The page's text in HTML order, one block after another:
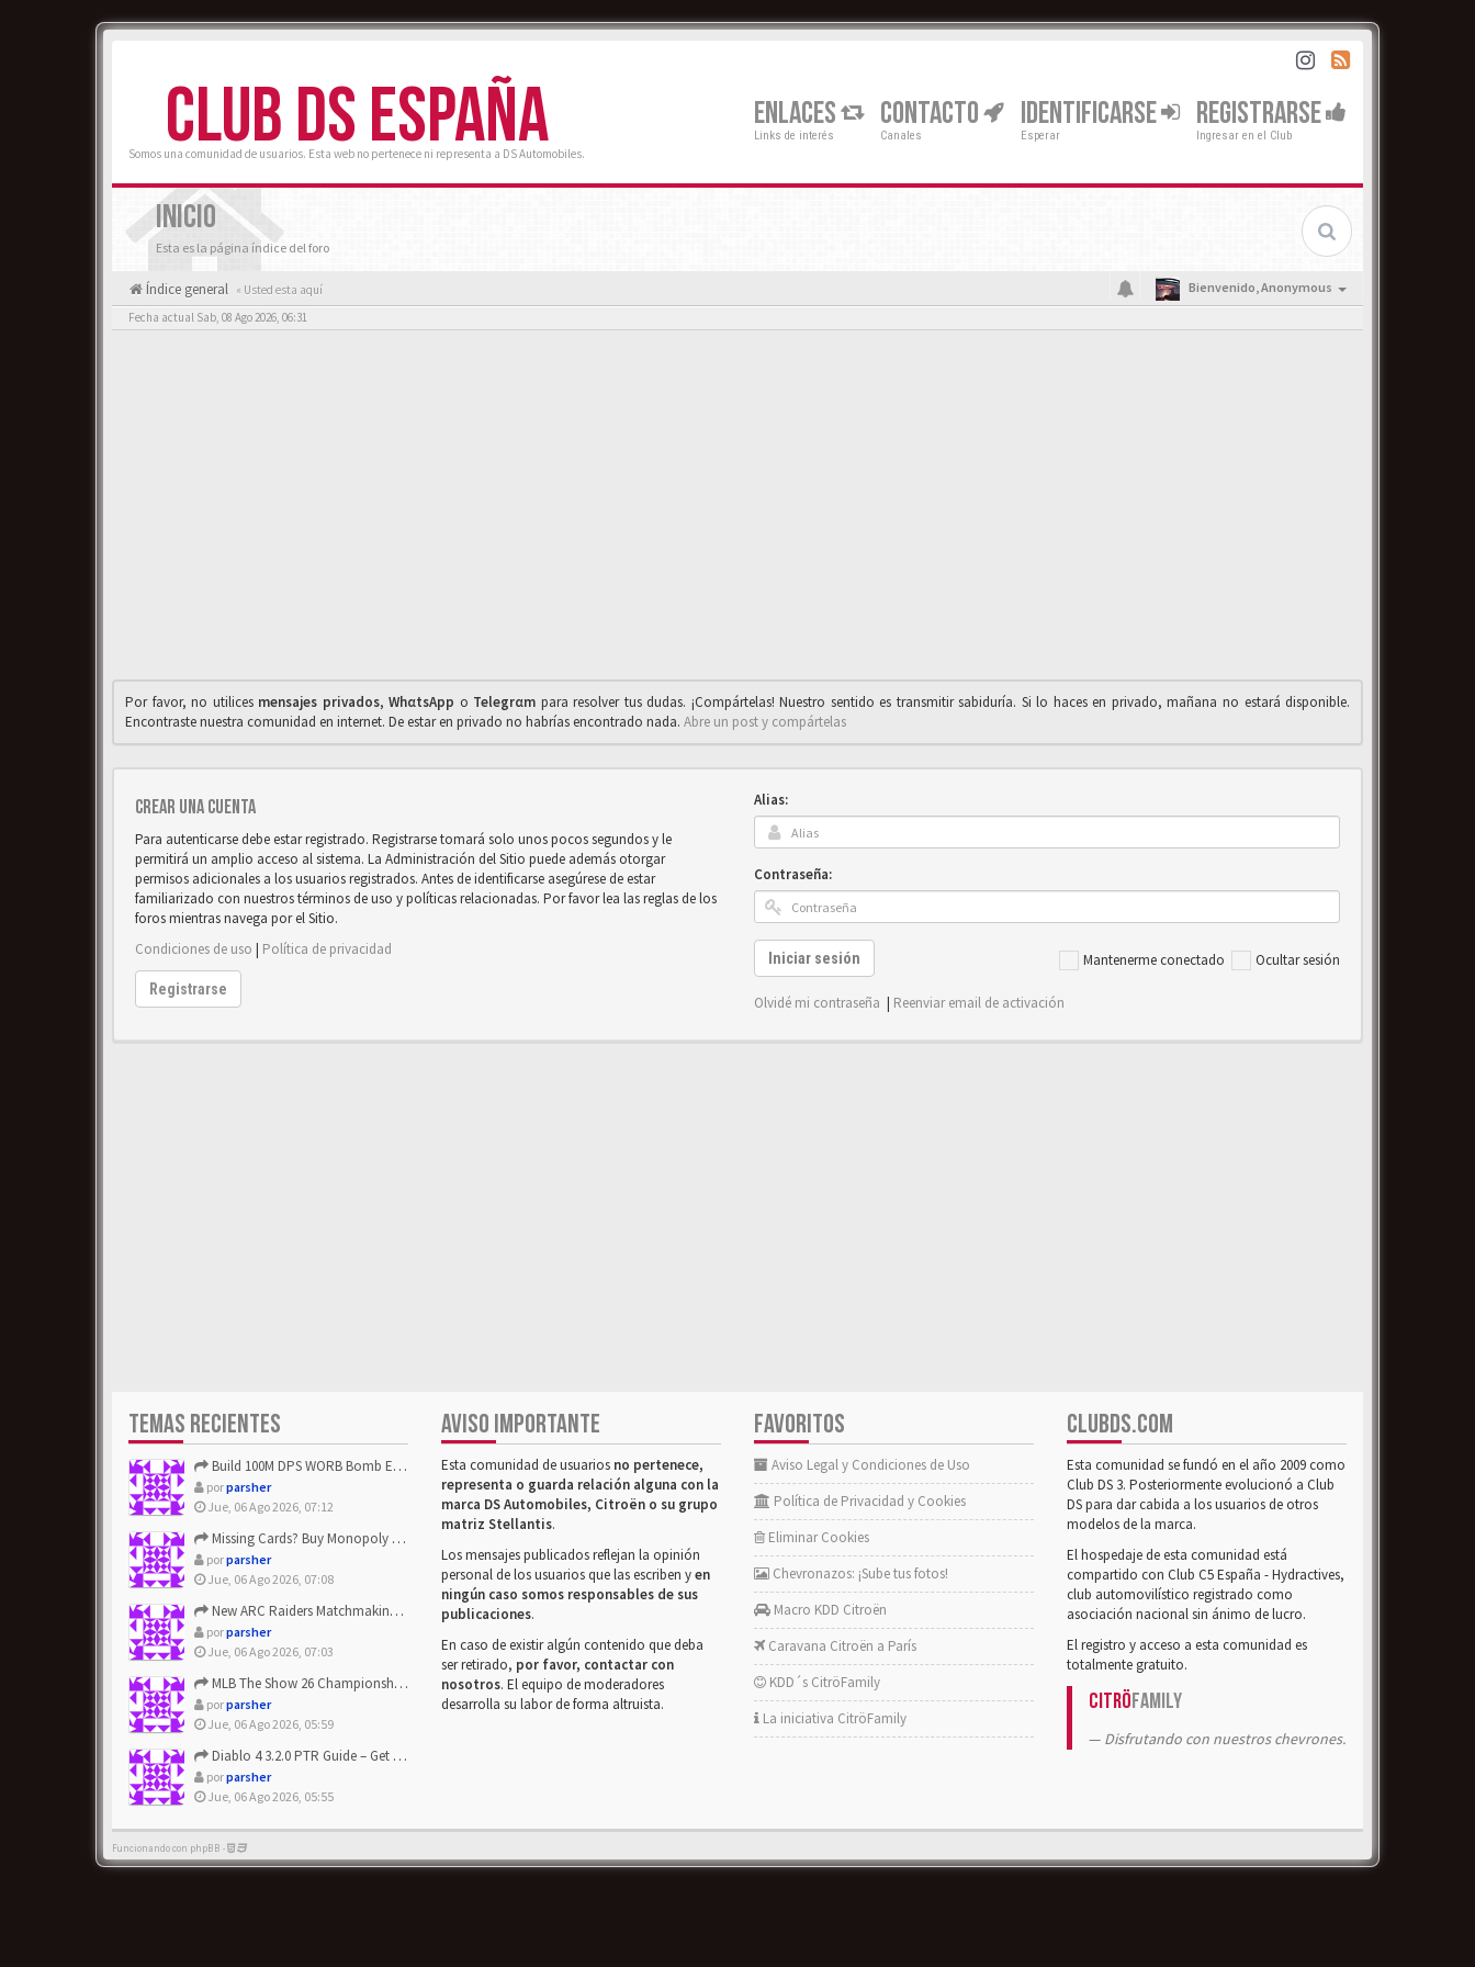
CLUB DS ESPAÑA
Somos una comunidad de usuarios. Esta web no pertenece ni representa a DS Automobiles.
ENLACES
Links de interés
CONTACTO
Canales
IDENTIFICARSE
Esperar
REGISTRARSE
Ingresar en el Club
INICIO
Esta es la página índice del foro
Índice general « Usted esta aquí Bienvenido,Anonymous
Fecha actual Sab, 08 Ago 2026, 06:31
Por favor, no utilices mensajes privados,WhαtsApp o Telegrαm para resolver tus dudas. ¡Compártelas! Nuestro sentido es transmitir sabiduría. Si lo haces en privado, mañana no estará disponible.
Encontraste nuestra comunidad en internet. De estar en privado no habrías encontrado nada. Abre un post y compártelas
Crear una cuenta
Para autenticarse debe estar registrado. Registrarse tomará solo unos pocos segundos y le
permitirá un amplio acceso al sistema. La Administración del Sitio puede además otorgar
permisos adicionales a los usuarios registrados. Antes de identificarse asegúrese de estar
familiarizado con nuestros términos de uso y políticas relacionadas. Por favor lea las reglas de los
foros mientras navega por el Sitio.
Condiciones de uso | Política de privacidad
Registrarse
Alias:
Contraseña:
Mantenerme conectado Ocultar sesión
Iniciar sesión
Olvidé mi contraseña | Reenviar email de activación
TEMAS RECIENTES
Build 100M DPS WORB Bomb Elementalist Fast - Grab POE Curren...
porparsher
Jue, 06 Ago 2026, 07:12
Missing Cards? Buy Monopoly Go Happy Harvest with Looney Tun...
porparsher
Jue, 06 Ago 2026, 07:08
New ARC Raiders Matchmaking Update: Stop Failed - Grab Bluep...
porparsher
Jue, 06 Ago 2026, 07:03
MLB The Show 26 Championship Series Update! Get Cheap & ...
porparsher
Jue, 06 Ago 2026, 05:59
Diablo 4 3.2.0 PTR Guide – Get 8% Off Items Quickly to Test ...
porparsher
Jue, 06 Ago 2026, 05:55
AVISO IMPORTANTE
Esta comunidad de usuarios no pertenece,
representa o guarda relación alguna con la
marca DS Automobiles, Citroën o su grupo
matriz Stellantis.
Los mensajes publicados reflejan la opinión
personal de los usuarios que las escriben yen
ningún caso somos responsables de sus
publicaciones.
En caso de existir algún contenido que deba
ser retirado, por favor, contactar con
nosotros. El equipo de moderadores
desarrolla su labor de forma altruista.
FAVORITOS
Aviso Legal y Condiciones de Uso
Política de Privacidad y Cookies
Eliminar Cookies
Chevronazos: ¡Sube tus fotos!
Macro KDD Citroën
Caravana Citroën a París
KDD´s CitröFamily
La iniciativa CitröFamily
CLUBDS.COM
Esta comunidad se fundó en el año 2009 como
Club DS 3. Posteriormente evolucionó a Club
DS para dar cabida a los usuarios de otros
modelos de la marca.
El hospedaje de esta comunidad está
compartido con Club C5 España - Hydractives,
club automovilístico registrado como
asociación nacional sin ánimo de lucro.
El registro y acceso a esta comunidad es
totalmente gratuito.
CitröFamily
Disfrutando con nuestros chevrones.
Funcionando con phpBB -